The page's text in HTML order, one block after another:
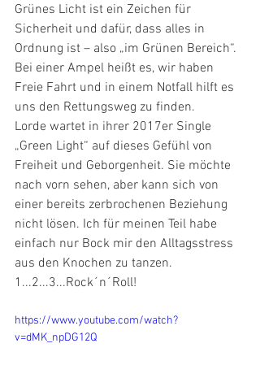
Grünes Licht ist ein Zeichen für
Sicherheit und dafür, dass alles in
Ordnung ist – also „im Grünen Bereich“.
Bei einer Ampel heißt es, wir haben
Freie Fahrt und in einem Notfall hilft es
uns den Rettungsweg zu finden.
Lorde wartet in ihrer 2017er Single
„Green Light“ auf dieses Gefühl von
Freiheit und Geborgenheit. Sie möchte
nach vorn sehen, aber kann sich von
einer bereits zerbrochenen Beziehung
nicht lösen. Ich für meinen Teil habe
einfach nur Bock mir den Alltagsstress
aus den Knochen zu tanzen.
1...2...3...Rock´n´Roll!
https://www.youtube.com/watch?
v=dMK_npDG12Q